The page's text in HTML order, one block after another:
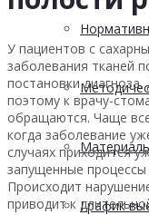
График
У пациентов с
заболевания тканей
постановки
поэтому к врачу-
обращаются. Чаще
когда заболевание
случаях приходится
запущенные
Происходит
приводит к